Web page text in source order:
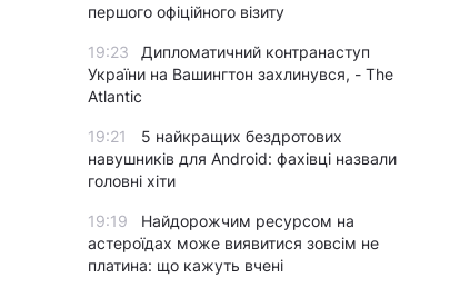
першого офіційного візиту
19:23
Дипломатичний контранаступ
України на Вашингтон захлинувся, - The
Atlantic
19:21
5 найкращих бездротових
навушників для Android: фахівці назвали
головні хіти
19:19
Найдорожчим ресурсом на
астероїдах може виявитися зовсім не
платина: що кажуть вчені